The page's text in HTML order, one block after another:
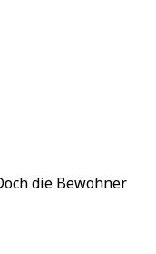
die Bewohner